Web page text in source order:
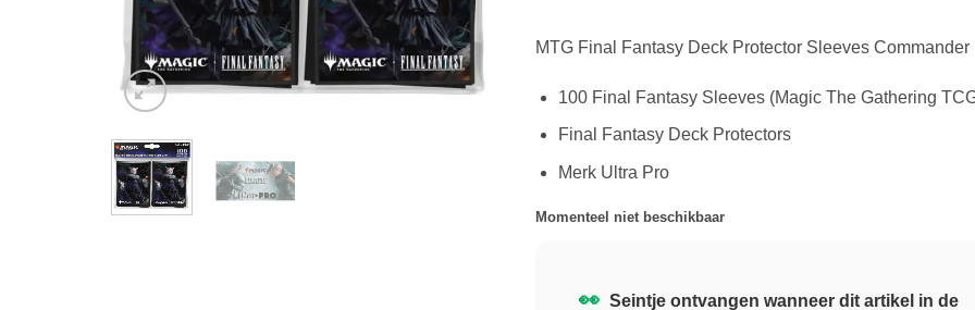
MTG Final Fantasy Deck Protector Sleeves Commander
100 Final Fantasy Sleeves (Magic The Gathering
Final Fantasy Deck Protectors
Merk Ultra Pro
Momenteel niet beschikbaar
👀 Seintje ontvangen wanneer dit artikel in de